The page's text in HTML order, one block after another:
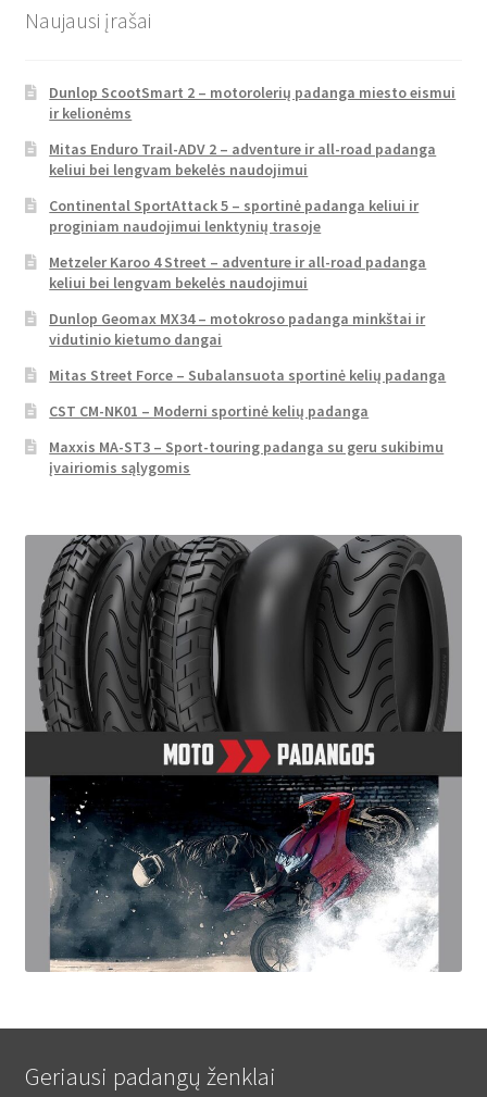
Naujausi įrašai
Dunlop ScootSmart 2 – motorolerių padanga miesto eismui
ir kelionėms
Mitas Enduro Trail-ADV 2 – adventure ir all-road padanga
keliui bei lengvam bekelės naudojimui
Continental SportAttack 5 – sportinė padanga keliui ir
proginiam naudojimui lenktynių trasoje
Metzeler Karoo 4 Street – adventure ir all-road padanga
keliui bei lengvam bekelės naudojimui
Dunlop Geomax MX34 – motokroso padanga minkštai ir
vidutinio kietumo dangai
Mitas Street Force – Subalansuota sportinė kelių padanga
CST CM-NK01 – Moderni sportinė kelių padanga
Maxxis MA-ST3 – Sport-touring padanga su geru sukibimu
įvairiomis sąlygomis
Geriausi padangų ženklai